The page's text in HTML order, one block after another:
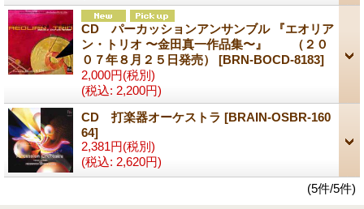
CD パーカッションアンサンブル 『エオリア
ン・トリオ 〜金田真一作品集〜』 （２０
０７年８月２５日発売） [BRN-BOCD-8183]
2,000円(税別)
(税込: 2,200円)
CD 打楽器オーケストラ [BRAIN-OSBR-160
64]
2,381円(税別)
(税込: 2,620円)
(5件/5件)